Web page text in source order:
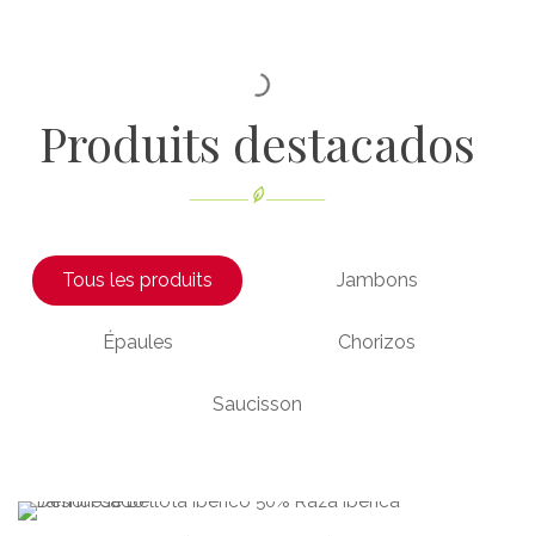
Produits destacados
Tous les produits Jambons
Épaules Chorizos
Saucisson